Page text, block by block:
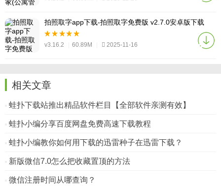
拍照取字app下载-拍照取字免费版 v2.7.0安卓版下载
v3.16.2 60.89M 2025-11-16
相关文章
蛙扑下载站推出精品软件栏目【全部软件亲测有效】
蛙扑小编分享百度网盘免费高速下载教程
蛙扑小编教你如何用下载的迅雷种子在迅雷下载？
新版微信7.0怎么把收藏置顶的方法
微信注册时间从哪查询？